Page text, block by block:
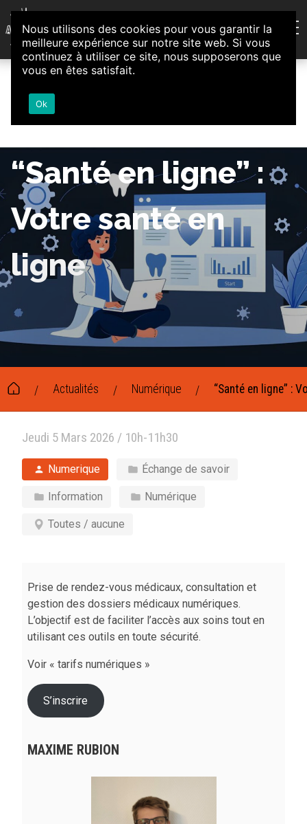
Aller au contenu
Association d'Animation et d'Initiatives Citoyennes
Loire-Authion
“Santé en ligne” :
Votre santé en
ligne
/ Actualités / Numérique / “Santé en ligne” :
Jeudi 5 Mars 2026 / 10h-11h30
Numerique Échange de savoir
Information Numérique
Toutes / aucune
Prise de rendez-vous médicaux, consultation et
gestion des dossiers médicaux numériques.
L’objectif est de faciliter l’accès aux soins tout en
utilisant ces outils en toute sécurité.
Voir « tarifs numériques »
S’inscrire
MAXIME RUBION
Nous utilisons des cookies pour vous garantir la
meilleure expérience sur notre site web. Si vous
continuez à utiliser ce site, nous supposerons que
vous en êtes satisfait.
Ok